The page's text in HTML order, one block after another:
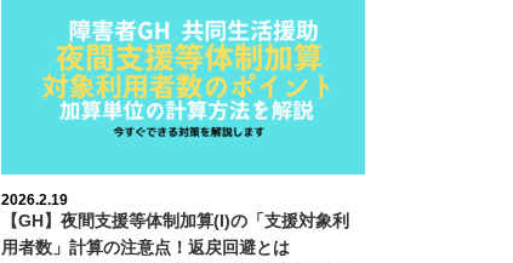
2026.2.19
【GH】夜間支援等体制加算(I)の「支援対象利
用者数」計算の注意点！返戻回避とは